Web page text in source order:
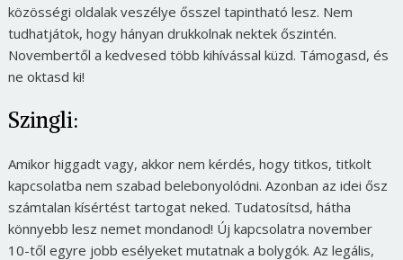
közösségi oldalak veszélye ősszel tapintható lesz. Nem
tudhatjátok, hogy hányan drukkolnak nektek őszintén.
Novembertől a kedvesed több kihívással küzd. Támogasd, és
ne oktasd ki!
Szingli:
Amikor higgadt vagy, akkor nem kérdés, hogy titkos, titkolt
kapcsolatba nem szabad belebonyolódni. Azonban az idei ősz
számtalan kísértést tartogat neked. Tudatosítsd, hátha
könnyebb lesz nemet mondanod! Új kapcsolatra november
10-től egyre jobb esélyeket mutatnak a bolygók. Az legális,